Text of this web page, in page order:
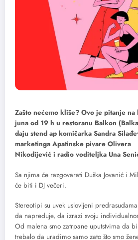
Zašto nećemo kliše? Ovo je pitanje
juna od 19 h u restoranu Balkon
daju stend ap komičarka Sandra
marketinga Apatinske pivare Olivera
Nikodijević i radio voditeljka Una
Sa njima će razgovarati Duška Jovanić i
će biti i DJ večeri.
Stereotipi su uvek uslovljeni
da napreduje, da izrazi svoju
Od malena smo zatrpane uputstvima da
trebalo da uradimo samo zato što smo